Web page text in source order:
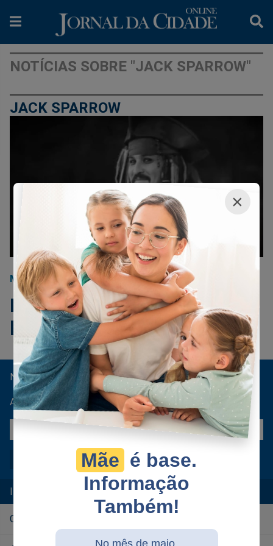
×
Mãe é base.
Informação
Também!
NOTÍCIAS SOBRE "JACK SPARROW"
JACK SPARROW
MORTE 15/04/2026
Morre o "Jack Sparrow"
brasileiro, ícone da internet
NEWSLETTER
As principais notícias do dia no seu e-mail.
Contato